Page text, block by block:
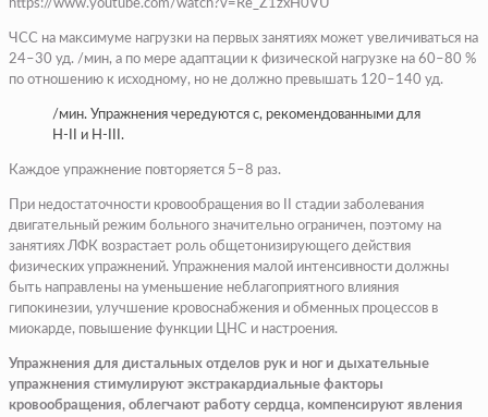
https://www.youtube.com/watch?v=Re_Z1zxH0VU
ЧСС на максимуме нагрузки на первых занятиях может увеличиваться на
24–30 уд. /мин, а по мере адаптации к физической нагрузке на 60–80 %
по отношению к исходному, но не должно превышать 120–140 уд.
/мин. Упражнения чередуются с, рекомендованными для
Н-II и Н-III.
Каждое упражнение повторяется 5–8 раз.
При недостаточности кровообращения во II стадии заболевания
двигательный режим больного значительно ограничен, поэтому на
занятиях ЛФК возрастает роль общетонизирующего действия
физических упражнений. Упражнения малой интенсивности должны
быть направлены на уменьшение неблагоприятного влияния
гипокинезии, улучшение кровоснабжения и обменных процессов в
миокарде, повышение функции ЦНС и настроения.
Упражнения для дистальных отделов рук и ног и дыхательные
упражнения стимулируют экстракардиальные факторы
кровообращения, облегчают работу сердца, компенсируют явления